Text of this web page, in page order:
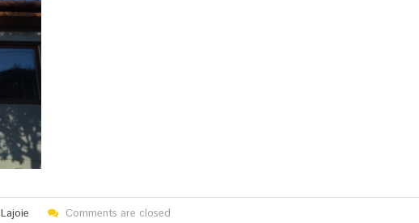
Lajoie Comments are closed